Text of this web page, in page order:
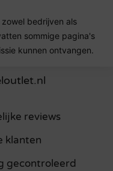
bedrijven als
sommige pagina's
kunnen ontvangen.
reviews
klanten
gecontroleerd